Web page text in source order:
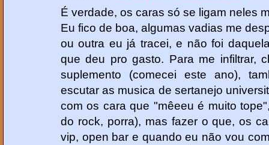
É verdade, os caras só se ligam neles
Eu fico de boa, algumas vadias me
ou outra eu já tracei, e não foi
que deu pro gasto. Para me infiltrar,
suplemento (comecei este ano),
escutar as musica de sertanejo
com os cara que "mêeeu é muito
do rock, porra), mas fazer o que, os
vip, open bar e quando eu não vou